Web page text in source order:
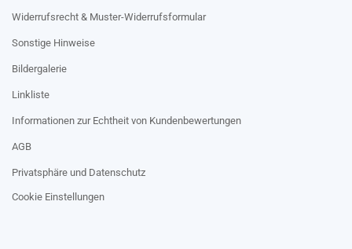
Widerrufsrecht & Muster-Widerrufsformular
Sonstige Hinweise
Bildergalerie
Linkliste
Informationen zur Echtheit von Kundenbewertungen
AGB
Privatsphäre und Datenschutz
Cookie Einstellungen